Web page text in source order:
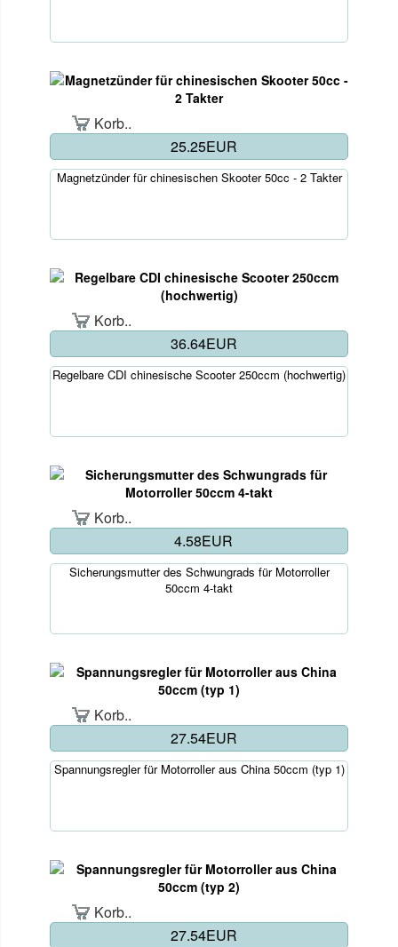
Korb..
25.25EUR
Magnetzünder für chinesischen Skooter 50cc - 2 Takter
Korb..
36.64EUR
Regelbare CDI chinesische Scooter 250ccm (hochwertig)
Korb..
4.58EUR
Sicherungsmutter des Schwungrads für Motorroller
50ccm 4-takt
Korb..
27.54EUR
Spannungsregler für Motorroller aus China 50ccm (typ 1)
Korb..
27.54EUR